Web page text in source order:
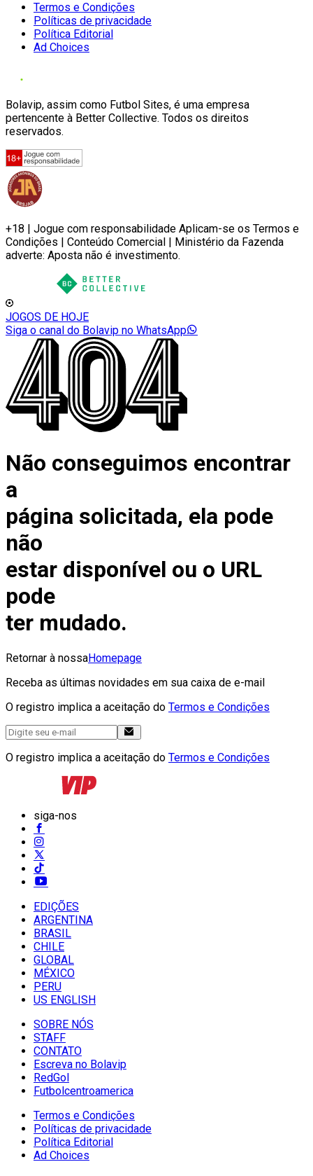
Termos e Condições
Políticas de privacidade
Política Editorial
Ad Choices
Bolavip, assim como Futbol Sites, é uma empresa
pertencente à Better Collective. Todos os direitos
reservados.
+18 | Jogue com responsabilidade Aplicam-se os Termos e
Condições | Conteúdo Comercial | Ministério da Fazenda
adverte: Aposta não é investimento.
JOGOS DE HOJE
Siga o canal do Bolavip no WhatsApp
Não conseguimos encontrar
a
página solicitada, ela pode
não
estar disponível ou o URL
pode
ter mudado.
Retornar à nossaHomepage
Receba as últimas novidades em sua caixa de e-mail
O registro implica a aceitação do Termos e Condições
O registro implica a aceitação do Termos e Condições
siga-nos
EDIÇÕES
ARGENTINA
BRASIL
CHILE
GLOBAL
MÉXICO
PERU
US ENGLISH
SOBRE NÓS
STAFF
CONTATO
Escreva no Bolavip
RedGol
Futbolcentroamerica
Termos e Condições
Políticas de privacidade
Política Editorial
Ad Choices